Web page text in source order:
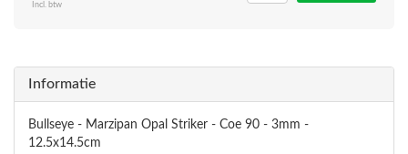
Incl. btw
Informatie
Bullseye - Marzipan Opal Striker - Coe 90 - 3mm -
12.5x14.5cm